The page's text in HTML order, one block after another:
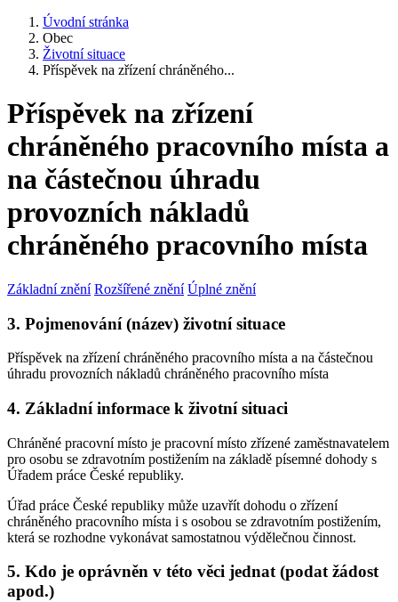
Úvodní stránka
Obec
Životní situace
Příspěvek na zřízení chráněného...
Příspěvek na zřízení
chráněného pracovního místa a
na částečnou úhradu
provozních nákladů
chráněného pracovního místa
Základní znění Rozšířené znění Úplné znění
3. Pojmenování (název) životní situace
Příspěvek na zřízení chráněného pracovního místa a na částečnou
úhradu provozních nákladů chráněného pracovního místa
4. Základní informace k životní situaci
Chráněné pracovní místo je pracovní místo zřízené zaměstnavatelem
pro osobu se zdravotním postižením na základě písemné dohody s
Úřadem práce České republiky.
Úřad práce České republiky může uzavřít dohodu o zřízení
chráněného pracovního místa i s osobou se zdravotním postižením,
která se rozhodne vykonávat samostatnou výdělečnou činnost.
5. Kdo je oprávněn v této věci jednat (podat žádost
apod.)